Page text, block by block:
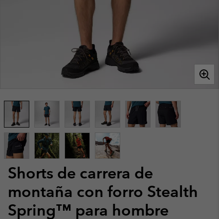
Shorts de carrera de
montaña con forro Stealth
Spring™ para hombre